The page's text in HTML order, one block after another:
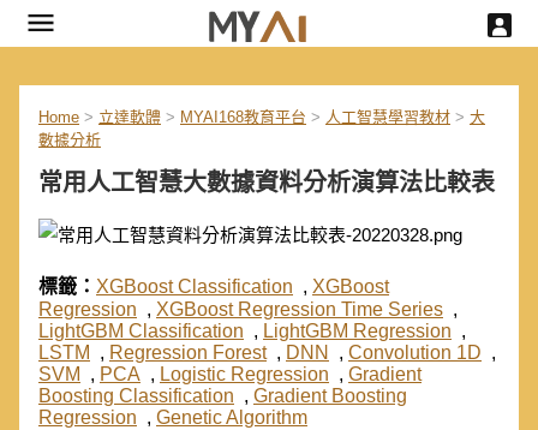
Home > 立達軟體 > MYAI168教育平台 > 人工智慧學習教材 > 大
數據分析
常用人工智慧大數據資料分析演算法比較表
標籤： XGBoost Classification , XGBoost
Regression , XGBoost Regression Time Series ,
LightGBM Classification , LightGBM Regression ,
LSTM
, Regression Forest , DNN , Convolution 1D ,
SVM
, PCA , Logistic Regression , Gradient
Boosting Classification , Gradient Boosting
Regression , Genetic Algorithm